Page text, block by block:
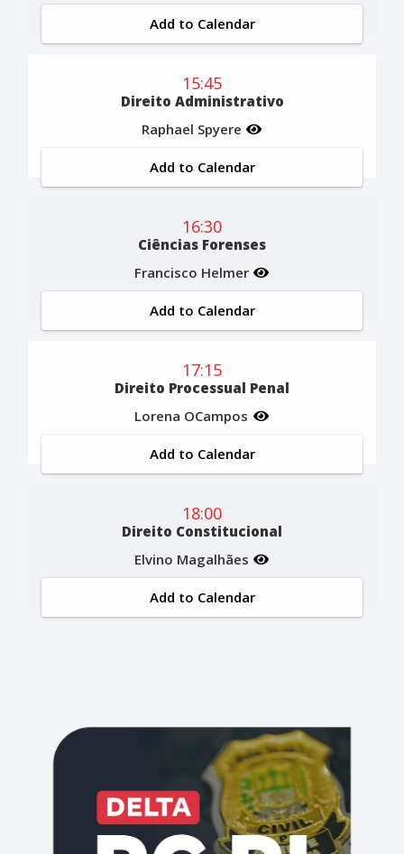
Add to Calendar
15:45
Direito Administrativo
Raphael Spyere
Add to Calendar
16:30
Ciências Forenses
Francisco Helmer
Add to Calendar
17:15
Direito Processual Penal
Lorena OCampos
Add to Calendar
18:00
Direito Constitucional
Elvino Magalhães
Add to Calendar